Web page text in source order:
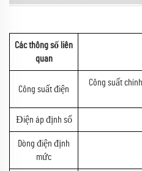
Các thông số liên
quan
Công suất điện
Công suất
Điện áp định số
Dòng điện định
mức